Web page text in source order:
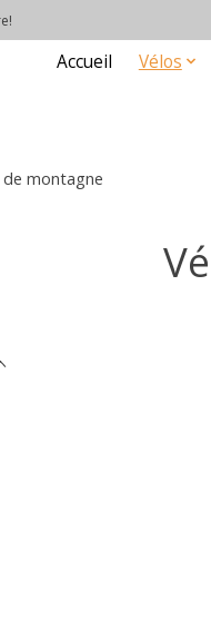
Accueil Vélos
montagne